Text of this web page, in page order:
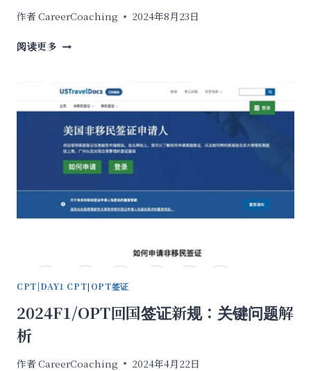
程
了！
作者 CareerCoaching 2024年8月23日
阅读更多 H4
请
全
流
程
详
解：
轻
松
获
CPT|DAY1 CPT| OPT签证
2024F1/OPT回国签证新规：关键问题解
析
作者 CareerCoaching 2024年4月22日